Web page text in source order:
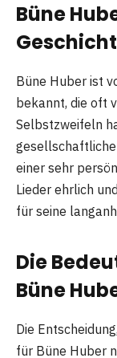
Büne
Büne Huber ist
bekannt, die oft
Selbstzweifeln
einer sehr
Lieder ehrlich
für seine
Die
Büne
Die
für Büne Huber